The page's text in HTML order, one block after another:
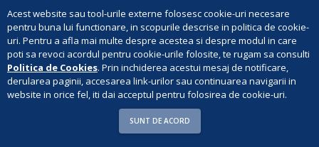
Acest website sau tool-urile externe folosesc cookie-uri necesare
pentru buna lui functionare, in scopurile descrise in politica de cookie-
uri. Pentru a afla mai multe despre acestea si despre modul in care
poti sa revoci acordul pentru cookie-urile folosite, te rugam sa consulti
Politica de Cookies. Prin inchiderea acestui mesaj de notificare,
derularea paginii, accesarea link-urilor sau continuarea navigarii in
website in orice fel, iti dai acceptul pentru folosirea de cookie-uri.
SUNT DE ACORD